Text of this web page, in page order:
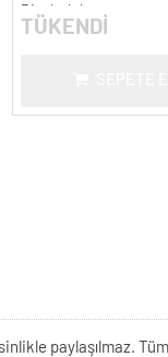
Bisabolol
TÜKENDİ
paylaşılmaz.